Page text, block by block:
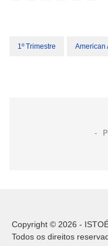
1º Trimestre American
Copyright © 2026 -
Todos os direitos